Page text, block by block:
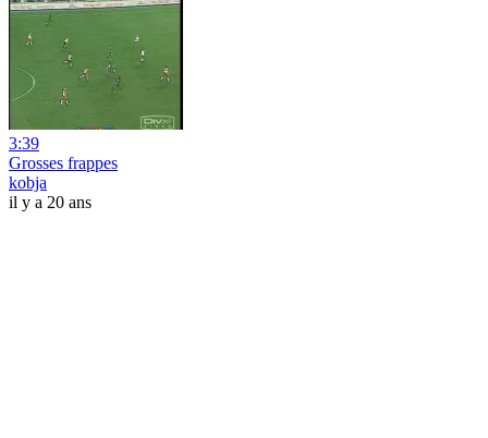
3:39
Grosses frappes
kobja
il y a 20 ans